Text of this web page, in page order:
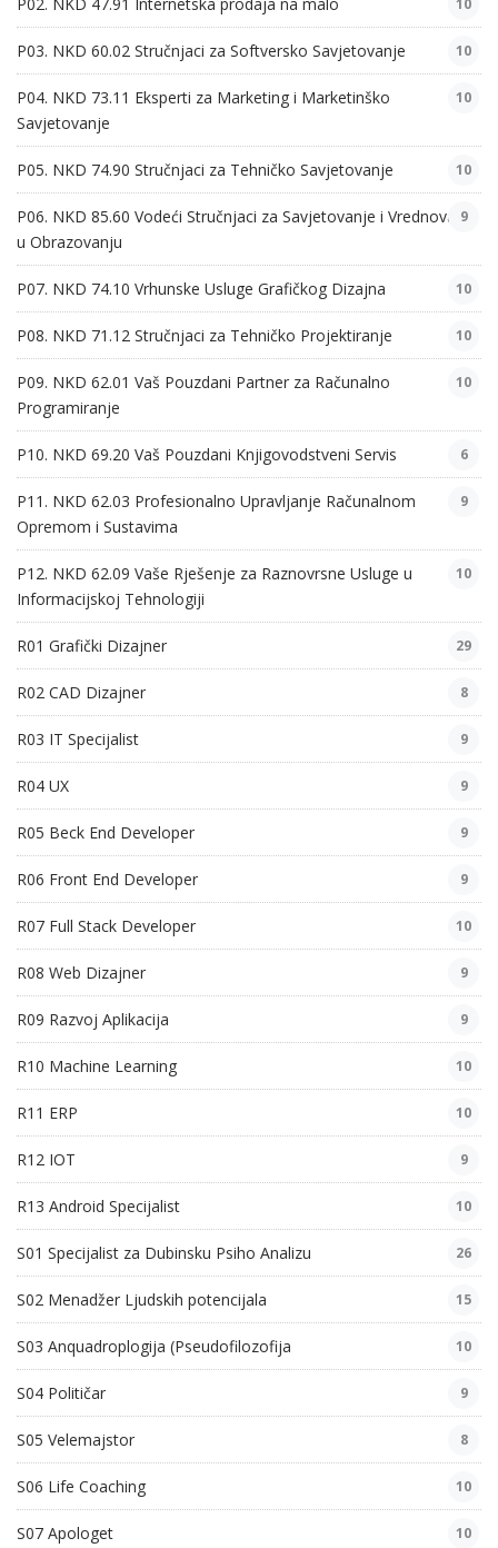
10
P03. NKD 60.02 Stručnjaci za Softversko Savjetovanje 10
P04. NKD 73.11 Eksperti za Marketing i Marketinško
Savjetovanje
10
P05. NKD 74.90 Stručnjaci za Tehničko Savjetovanje 10
P06. NKD 85.60 Vodeći Stručnjaci za Savjetovanje i Vrednovanje
u Obrazovanju
9
P07. NKD 74.10 Vrhunske Usluge Grafičkog Dizajna 10
P08. NKD 71.12 Stručnjaci za Tehničko Projektiranje 10
P09. NKD 62.01 Vaš Pouzdani Partner za Računalno
Programiranje
10
P10. NKD 69.20 Vaš Pouzdani Knjigovodstveni Servis 6
P11. NKD 62.03 Profesionalno Upravljanje Računalnom
Opremom i Sustavima
9
P12. NKD 62.09 Vaše Rješenje za Raznovrsne Usluge u
Informacijskoj Tehnologiji
10
R01 Grafički Dizajner 29
R02 CAD Dizajner 8
R03 IT Specijalist 9
R04 UX 9
R05 Beck End Developer 9
R06 Front End Developer 9
R07 Full Stack Developer 10
R08 Web Dizajner 9
R09 Razvoj Aplikacija 9
R10 Machine Learning 10
R11 ERP 10
R12 IOT 9
R13 Android Specijalist 10
S01 Specijalist za Dubinsku Psiho Analizu 26
S02 Menadžer Ljudskih potencijala 15
S03 Anquadroplogija (Pseudofilozofija 10
S04 Političar 9
S05 Velemajstor 8
S06 Life Coaching 10
S07 Apologet 10